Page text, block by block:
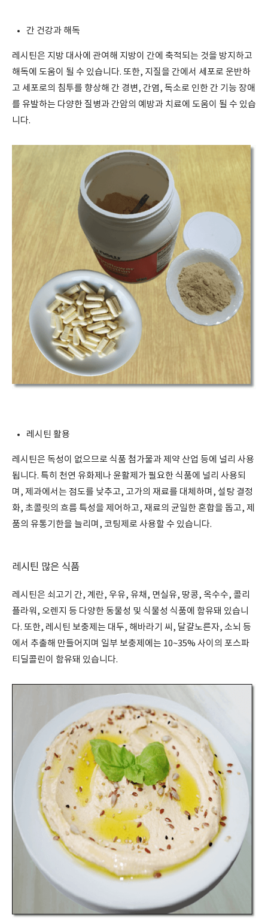
간 건강과 해독
레시틴은 지방 대사에 관여해 지방이 간에 축적되는 것을 방지하고
해독에 도움이 될 수 있습니다. 또한, 지질을 간에서 세포로 운반하
고 세포로의 침투를 향상해 간 경변, 간염, 독소로 인한 간 기능 장애
를 유발하는 다양한 질병과 간암의 예방과 치료에 도움이 될 수 있습
니다.
레시틴 활용
레시틴은 독성이 없으므로 식품 첨가물과 제약 산업 등에 널리 사용
됩니다. 특히 천연 유화제나 윤활제가 필요한 식품에 널리 사용되
며, 제과에서는 점도를 낮추고, 고가의 재료를 대체하며, 설탕 결정
화, 초콜릿의 흐름 특성을 제어하고, 재료의 균일한 혼합을 돕고, 제
품의 유통기한을 늘리며, 코팅제로 사용할 수 있습니다.
레시틴 많은 식품
레시틴은 쇠고기 간, 계란, 우유, 유채, 면실유, 땅콩, 옥수수, 콜리
플라워, 오렌지 등 다양한 동물성 및 식물성 식품에 함유돼 있습니
다. 또한, 레시틴 보충제는 대두, 해바라기 씨, 달걀노른자, 소뇌 등
에서 추출해 만들어지며 일부 보충제에는 10~35% 사이의 포스파
티딜콜린이 함유돼 있습니다.